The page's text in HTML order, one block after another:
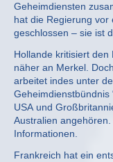
Geheimdiensten
hat die Regierung vor
geschlossen – sie ist
Hollande kritisiert
näher an Merkel.
arbeitet indes unter
Geheimdienstbündnis
USA und
Australien
Informationen.
Frankreich hat ein